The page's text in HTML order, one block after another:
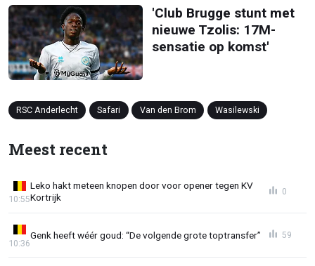
'Club Brugge stunt met
nieuwe Tzolis: 17M-
sensatie op komst'
RSC Anderlecht Safari Van den Brom Wasilewski
Meest recent
Leko hakt meteen knopen door voor opener tegen KV
Kortrijk
10:55
0
Genk heeft wéér goud: “De volgende grote toptransfer”
10:36
59